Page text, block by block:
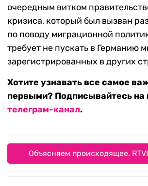
очередным витком
кризиса, который был вызван
по поводу миграционной
требует не пускать в Германию
зарегистрированных в других
Хотите узнавать все самое
первыми? Подписывайтесь на
телеграм-канал.
Объясняем происходящее.